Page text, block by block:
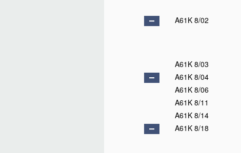
A61K 8/02
A61K 8/03
A61K 8/04
A61K 8/06
A61K 8/11
A61K 8/14
A61K 8/18